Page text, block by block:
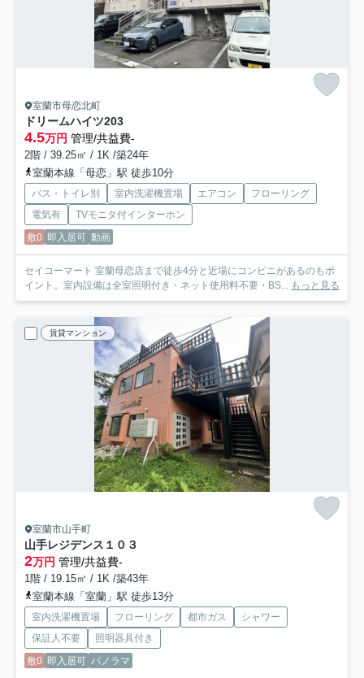
室蘭市母恋北町
ドリームハイツ203
4.5万円 管理/共益費-
2階 / 39.25㎡ / 1K /築24年
室蘭本線「母恋」駅 徒歩10分
バス・トイレ別 室内洗濯機置場 エアコン
フローリング
電気有
TVモニタ付インターホン
敷0 即入居可 動画
セイコーマート 室蘭母恋店まで徒歩4分と近場にコンビニがあるのもポ
イント。室内設備は全室照明付き・ネット使用料不要・BS...
もっと見る
賃貸マンション
室蘭市山手町
山手レジデンス １０３
2万円 管理/共益費-
1階 / 19.15㎡ / 1K /築43年
室蘭本線「室蘭」駅 徒歩13分
室内洗濯機置場 フローリング 都市ガス
シャワー
保証人不要
照明器具付き
敷0 即入居可 パノラマ